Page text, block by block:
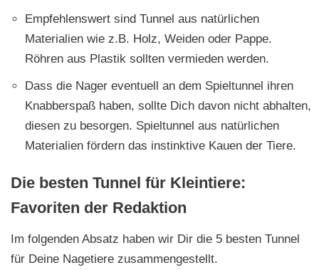
Empfehlenswert sind Tunnel aus natürlichen
Materialien wie z.B. Holz, Weiden oder Pappe.
Röhren aus Plastik sollten vermieden werden.
Dass die Nager eventuell an dem Spieltunnel ihren
Knabberspaß haben, sollte Dich davon nicht abhalten,
diesen zu besorgen. Spieltunnel aus natürlichen
Materialien fördern das instinktive Kauen der Tiere.
Die besten Tunnel für Kleintiere:
Favoriten der Redaktion
Im folgenden Absatz haben wir Dir die 5 besten Tunnel
für Deine Nagetiere zusammengestellt.